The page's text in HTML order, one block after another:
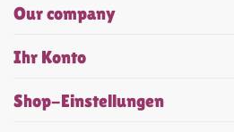
Our company
Ihr Konto
Shop-Einstellungen